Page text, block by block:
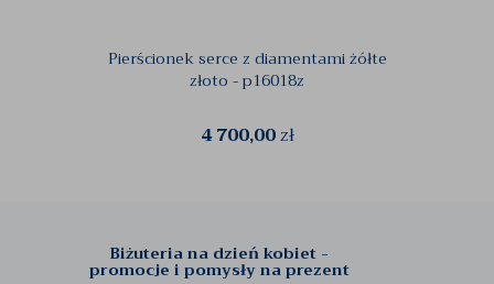
Pierścionek serce z diamentami żółte
złoto - p16018z
4 700,00zł
Biżuteria na dzień kobiet -
promocje i pomysły na prezent